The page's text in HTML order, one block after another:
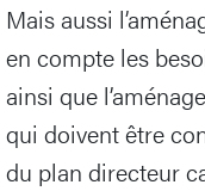
Mais aussi
en compte les
ainsi que
qui doivent être
du plan directeur